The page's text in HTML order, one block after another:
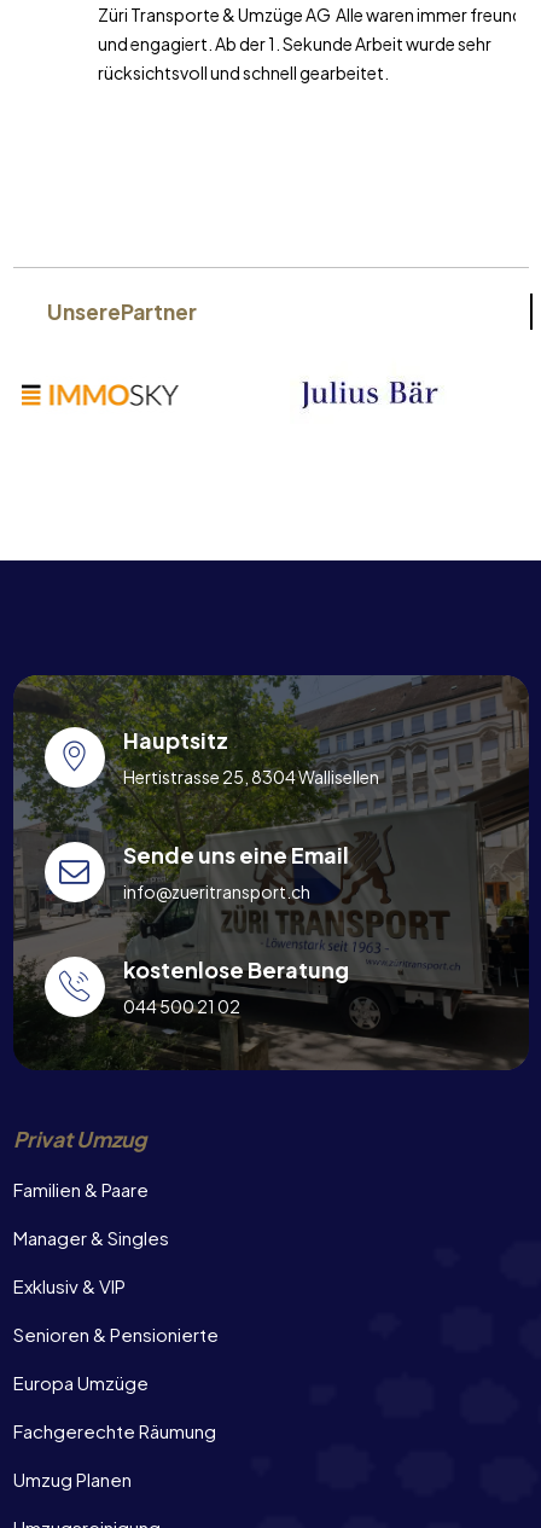
Züri Transporte & Umzüge AG Alle waren immer freundlich
und engagiert. Ab der 1. Sekunde Arbeit wurde sehr
rücksichtsvoll und schnell gearbeitet.
UnserePartner
Hauptsitz
Hertistrasse 25, 8304 Wallisellen
Sende uns eine Email
info@zueritransport.ch
kostenlose Beratung
044 500 21 02
Privat Umzug
Familien & Paare
Manager & Singles
Exklusiv & VIP
Senioren & Pensionierte
Europa Umzüge
Fachgerechte Räumung
Umzug Planen